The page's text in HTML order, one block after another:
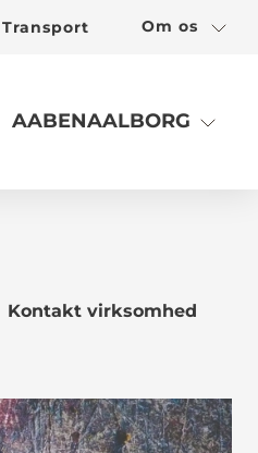
Transport Om os
AABENAALBORG
Kontakt virksomhed